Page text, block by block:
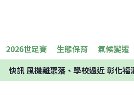
2026世足賽 生態保育 氣候變遷
快訊風機離聚落、學校過近 彰化